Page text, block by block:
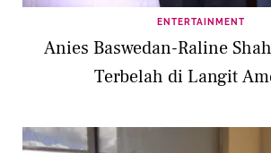
ENTERTAINMENT
Anies Baswedan-Raline
Terbelah di Langit